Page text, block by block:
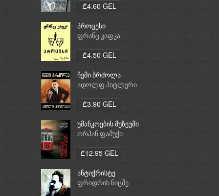
₾4.60 GEL
პროცესი
ფრანც კაფკა
₾4.50 GEL
ჩემი ბრძოლა
ადოლფ ჰიტლერი
₾3.90 GEL
უმანკოების მუზეუმი
ორჰან ფამუქი
₾12.95 GEL
ანტიქრისტე
ფრიდრიხ ნიცშე